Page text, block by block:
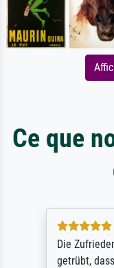
Ce que
Die
getrübt,